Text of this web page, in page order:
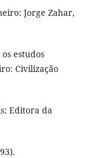
Jorge Zahar,
os estudos
Civilização
Editora da